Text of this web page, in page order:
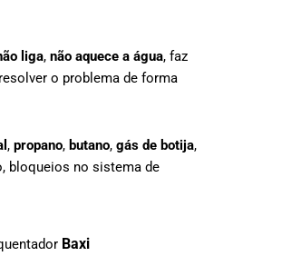
liga, não aquece a água, faz
o problema de forma
, propano, butano, gás de botija,
bloqueios no sistema de
Baxi